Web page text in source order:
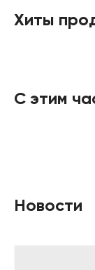
Хиты
С этим
Новости